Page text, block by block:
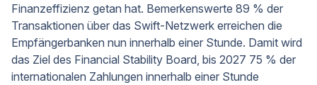
Finanzeffizienz getan hat. Bemerkenswerte 89 % der
Transaktionen über das Swift-Netzwerk erreichen die
Empfängerbanken nun innerhalb einer Stunde. Damit wird
das Ziel des Financial Stability Board, bis 2027 75 % der
internationalen Zahlungen innerhalb einer Stunde